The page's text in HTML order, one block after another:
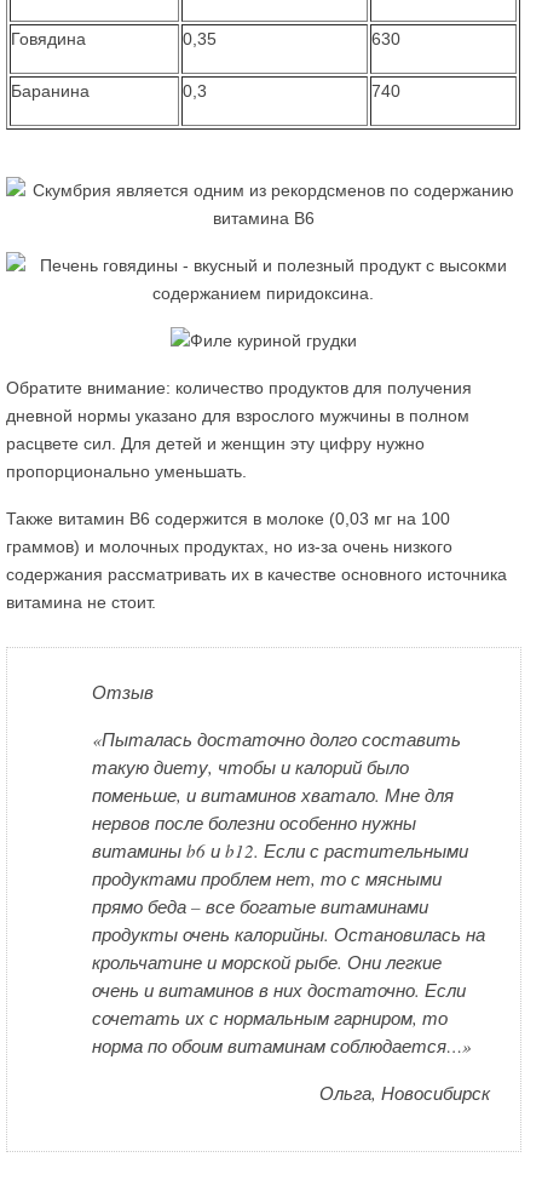
Говядина 0,35 630
Баранина 0,3 740
Обратите внимание: количество продуктов для получения
дневной нормы указано для взрослого мужчины в полном
расцвете сил. Для детей и женщин эту цифру нужно
пропорционально уменьшать.
Также витамин В6 содержится в молоке (0,03 мг на 100
граммов) и молочных продуктах, но из-за очень низкого
содержания рассматривать их в качестве основного источника
витамина не стоит.
Отзыв
«Пыталась достаточно долго составить
такую диету, чтобы и калорий было
поменьше, и витаминов хватало. Мне для
нервов после болезни особенно нужны
витамины b6 и b12. Если с растительными
продуктами проблем нет, то с мясными
прямо беда – все богатые витаминами
продукты очень калорийны. Остановилась на
крольчатине и морской рыбе. Они легкие
очень и витаминов в них достаточно. Если
сочетать их с нормальным гарниром, то
норма по обоим витаминам соблюдается…»
Ольга, Новосибирск